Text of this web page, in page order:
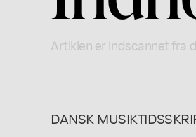
Artiklen er indscannet fra
DANSK